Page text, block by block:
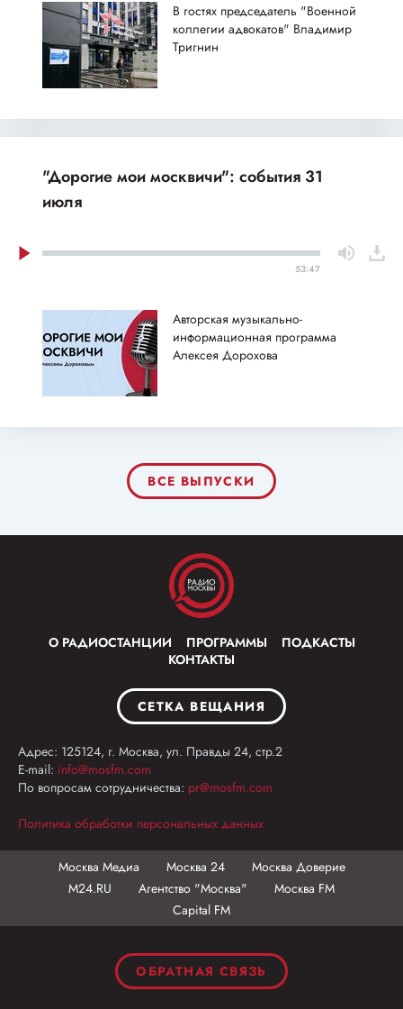
В гостях председатель "Военной
коллегии адвокатов" Владимир
Тригнин
"Дорогие мои москвичи": события 31
июля
53:47
Авторская музыкально-
информационная программа
Алексея Дорохова
ВСЕ ВЫПУСКИ
О РАДИОСТАНЦИИ ПРОГРАММЫ
ПОДКАСТЫ
КОНТАКТЫ
СЕТКА ВЕЩАНИЯ
Адрес: 125124, г. Москва, ул. Правды 24, стр.2
E-mail: info@mosfm.com
По вопросам сотрудничества: pr@mosfm.com
Политика обработки персональных данных
Москва Медиа Москва 24
Москва Доверие
М24.RU
Агентство "Москва"
Москва FM
Capital FM
ОБРАТНАЯ СВЯЗЬ